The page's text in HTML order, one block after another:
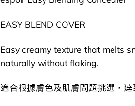
EASY BLEND COVER
Easy creamy texture that melts
naturally without flaking.
適合根據膚色及肌膚問題挑選，